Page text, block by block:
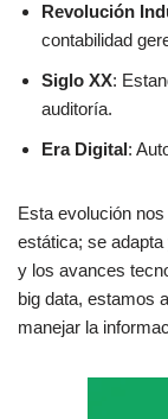
Revolución
contabilidad
Siglo XX:
auditoría.
Era Digital:
Esta evolución
estática; se
y los avances
big data, estamos
manejar la